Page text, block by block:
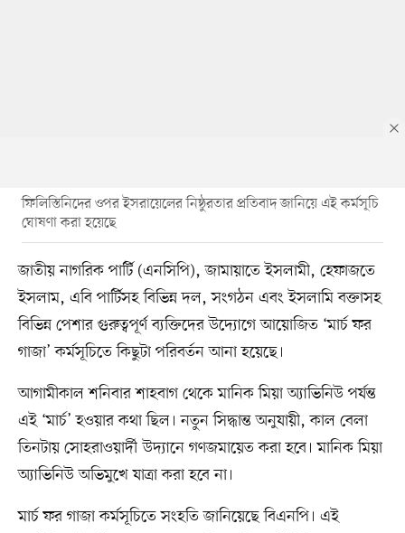
ফিলিস্তিনিদের ওপর ইসরায়েলের নিষ্ঠুরতার প্রতিবাদ জানিয়ে এই কর্মসূচি
ঘোষণা করা হয়েছে
জাতীয় নাগরিক পার্টি (এনসিপি), জামায়াতে ইসলামী, হেফাজতে
ইসলাম, এবি পার্টিসহ বিভিন্ন দল, সংগঠন এবং ইসলামি বক্তাসহ
বিভিন্ন পেশার গুরুত্বপূর্ণ ব্যক্তিদের উদ্যোগে আয়োজিত ‘মার্চ ফর
গাজা’ কর্মসূচিতে কিছুটা পরিবর্তন আনা হয়েছে।
আগামীকাল শনিবার শাহবাগ থেকে মানিক মিয়া অ্যাভিনিউ পর্যন্ত
এই ‘মার্চ’ হওয়ার কথা ছিল। নতুন সিদ্ধান্ত অনুযায়ী, কাল বেলা
তিনটায় সোহরাওয়ার্দী উদ্যানে গণজমায়েত করা হবে। মানিক মিয়া
অ্যাভিনিউ অভিমুখে যাত্রা করা হবে না।
মার্চ ফর গাজা কর্মসূচিতে সংহতি জানিয়েছে বিএনপি। এই